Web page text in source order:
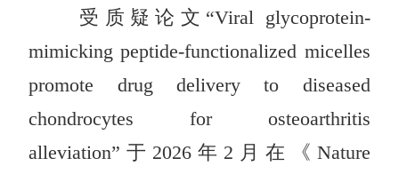
受质疑论文“Viral glycoprotein-
mimicking peptide-functionalized micelles
promote drug delivery to diseased
chondrocytes for osteoarthritis
alleviation”于2026年2月在《Nature